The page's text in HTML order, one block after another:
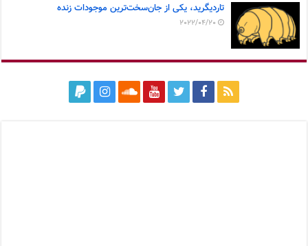
تاردیگرید، یکی از جان‌سخت‌ترین موجودات زنده
2022/04/20